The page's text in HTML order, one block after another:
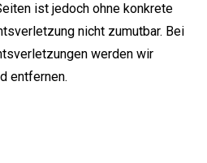
ist jedoch ohne konkrete
nicht zumutbar. Bei
werden wir
entfernen.